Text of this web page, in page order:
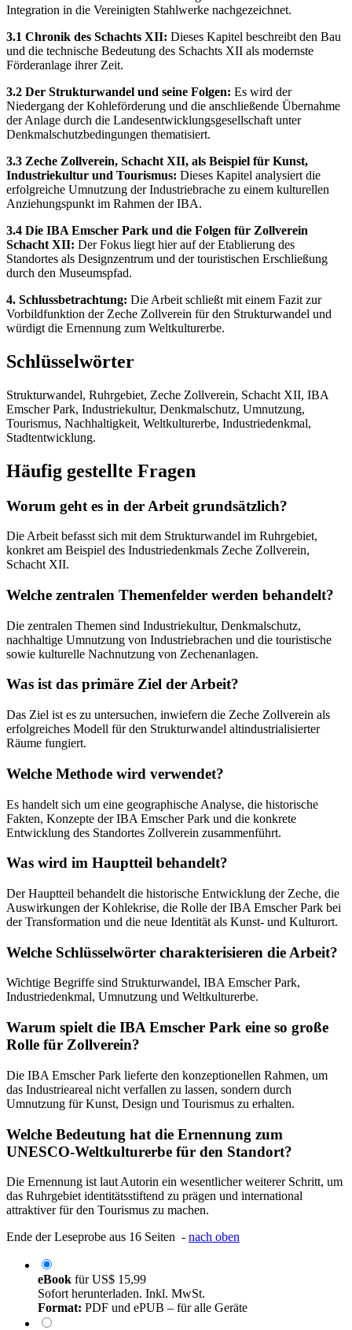
Integration in die Vereinigten Stahlwerke nachgezeichnet.
3.1 Chronik des Schachts XII: Dieses Kapitel beschreibt den Bau
und die technische Bedeutung des Schachts XII als modernste
Förderanlage ihrer Zeit.
3.2 Der Strukturwandel und seine Folgen: Es wird der
Niedergang der Kohleförderung und die anschließende Übernahme
der Anlage durch die Landesentwicklungsgesellschaft unter
Denkmalschutzbedingungen thematisiert.
3.3 Zeche Zollverein, Schacht XII, als Beispiel für Kunst,
Industriekultur und Tourismus: Dieses Kapitel analysiert die
erfolgreiche Umnutzung der Industriebrache zu einem kulturellen
Anziehungspunkt im Rahmen der IBA.
3.4 Die IBA Emscher Park und die Folgen für Zollverein
Schacht XII: Der Fokus liegt hier auf der Etablierung des
Standortes als Designzentrum und der touristischen Erschließung
durch den Museumspfad.
4. Schlussbetrachtung: Die Arbeit schließt mit einem Fazit zur
Vorbildfunktion der Zeche Zollverein für den Strukturwandel und
würdigt die Ernennung zum Weltkulturerbe.
Schlüsselwörter
Strukturwandel, Ruhrgebiet, Zeche Zollverein, Schacht XII, IBA
Emscher Park, Industriekultur, Denkmalschutz, Umnutzung,
Tourismus, Nachhaltigkeit, Weltkulturerbe, Industriedenkmal,
Stadtentwicklung.
Häufig gestellte Fragen
Worum geht es in der Arbeit grundsätzlich?
Die Arbeit befasst sich mit dem Strukturwandel im Ruhrgebiet,
konkret am Beispiel des Industriedenkmals Zeche Zollverein,
Schacht XII.
Welche zentralen Themenfelder werden behandelt?
Die zentralen Themen sind Industriekultur, Denkmalschutz,
nachhaltige Umnutzung von Industriebrachen und die touristische
sowie kulturelle Nachnutzung von Zechenanlagen.
Was ist das primäre Ziel der Arbeit?
Das Ziel ist es zu untersuchen, inwiefern die Zeche Zollverein als
erfolgreiches Modell für den Strukturwandel altindustrialisierter
Räume fungiert.
Welche Methode wird verwendet?
Es handelt sich um eine geographische Analyse, die historische
Fakten, Konzepte der IBA Emscher Park und die konkrete
Entwicklung des Standortes Zollverein zusammenführt.
Was wird im Hauptteil behandelt?
Der Hauptteil behandelt die historische Entwicklung der Zeche, die
Auswirkungen der Kohlekrise, die Rolle der IBA Emscher Park bei
der Transformation und die neue Identität als Kunst- und Kulturort.
Welche Schlüsselwörter charakterisieren die Arbeit?
Wichtige Begriffe sind Strukturwandel, IBA Emscher Park,
Industriedenkmal, Umnutzung und Weltkulturerbe.
Warum spielt die IBA Emscher Park eine so große
Rolle für Zollverein?
Die IBA Emscher Park lieferte den konzeptionellen Rahmen, um
das Industrieareal nicht verfallen zu lassen, sondern durch
Umnutzung für Kunst, Design und Tourismus zu erhalten.
Welche Bedeutung hat die Ernennung zum
UNESCO-Weltkulturerbe für den Standort?
Die Ernennung ist laut Autorin ein wesentlicher weiterer Schritt, um
das Ruhrgebiet identitätsstiftend zu prägen und international
attraktiver für den Tourismus zu machen.
Ende der Leseprobe aus 16 Seiten - nach oben
eBook fürUS$ 15,99
Sofort herunterladen. Inkl. MwSt.
Format: PDF und ePUB – für alle Geräte